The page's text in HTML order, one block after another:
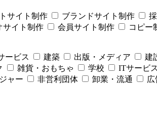
サイト制作 ブランドサイト制作
サイト制作 会員サイト制作 コピー
ービス 建築 出版・メディア 建
雑貨・おもちゃ 学校 ITサービス
ャー 非営利団体 卸業・流通 広